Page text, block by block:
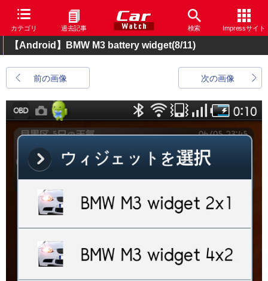
カテゴリ 過去記事 検索 Impressサイト
【Android】BMW M3 battery widget(8/11)
前の画像 次の画像